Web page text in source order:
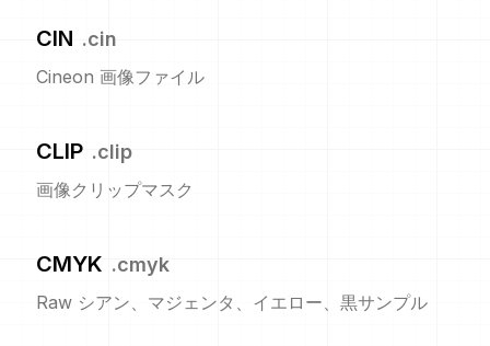
CIN .cin
Cineon 画像ファイル
CLIP .clip
画像クリップマスク
CMYK .cmyk
Raw シアン、マジェンタ、イエロー、黒サンプル